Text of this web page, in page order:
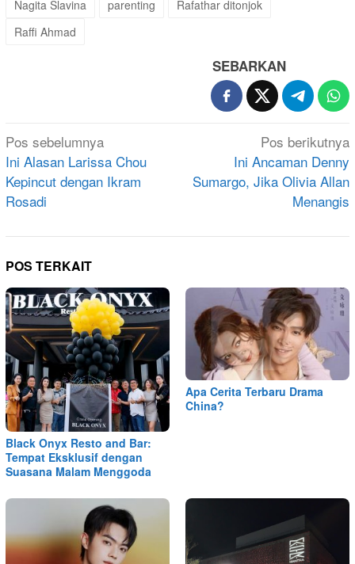
Nagita Slavina parenting
Rafathar ditonjok
Raffi Ahmad
SEBARKAN
Navigasi
pos
Pos sebelumnya
Ini Alasan Larissa Chou
Kepincut dengan Ikram
Rosadi
Pos berikutnya
Ini Ancaman Denny
Sumargo, Jika Olivia Allan
Menangis
POS TERKAIT
Black Onyx Resto and Bar:
Tempat Eksklusif dengan
Suasana Malam Menggoda
Apa Cerita Terbaru Drama
China?